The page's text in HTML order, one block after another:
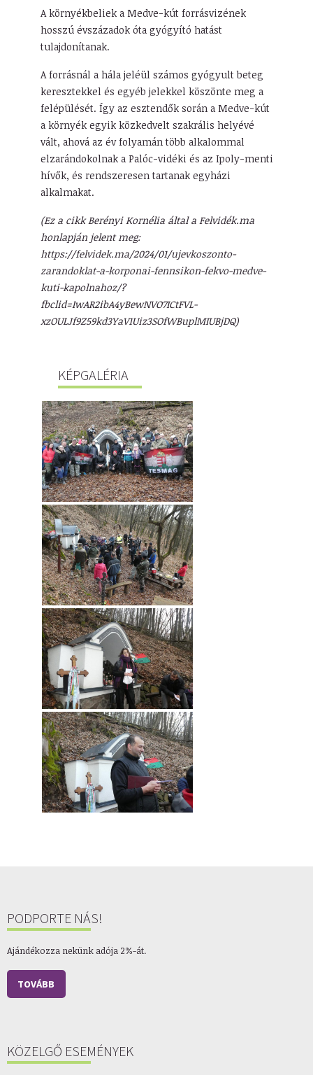
A környékbeliek a Medve-kút forrásvizének
hosszú évszázadok óta gyógyító hatást
tulajdonítanak.
A forrásnál a hála jeléül számos gyógyult beteg
keresztekkel és egyéb jelekkel köszönte meg a
felépülését. Így az esztendők során a Medve-kút
a környék egyik közkedvelt szakrális helyévé
vált, ahová az év folyamán több alkalommal
elzarándokolnak a Palóc-vidéki és az Ipoly-menti
hívők, és rendszeresen tartanak egyházi
alkalmakat.
(Ez a cikk Berényi Kornélia által a Felvidék.ma
honlapján jelent meg:
https://felvidek.ma/2024/01/ujevkoszonto-
zarandoklat-a-korponai-fennsikon-fekvo-medve-
kuti-kapolnahoz/?
fbclid=IwAR2ibA4yBewNVO7ICtFVL-
xzOULJf9Z59kd3YaV1Uiz3SOfWBuplMIUBjDQ)
KÉPGALÉRIA
PODPORTE NÁS!
Ajándékozza nekünk adója 2%-át.
TOVÁBB
KÖZELGŐ ESEMÉNYEK